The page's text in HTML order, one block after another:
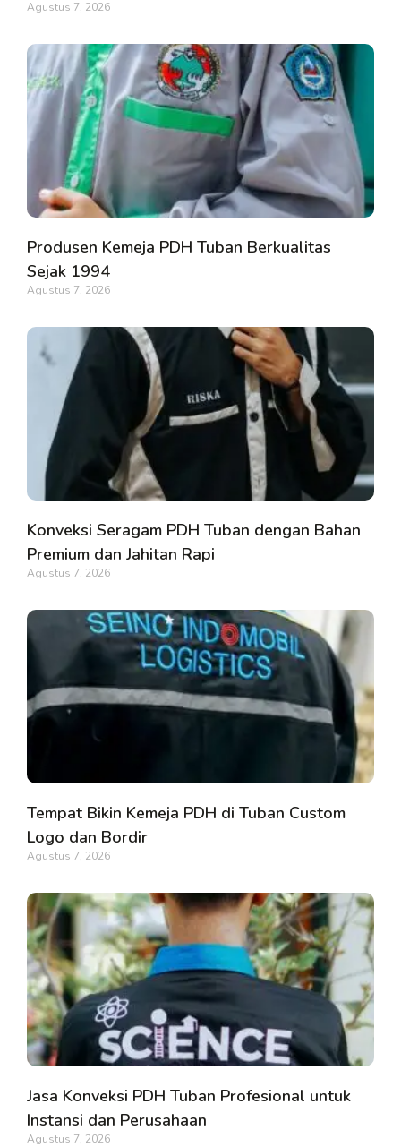
Agustus 7, 2026
Produsen Kemeja PDH Tuban Berkualitas
Sejak 1994
Agustus 7, 2026
Konveksi Seragam PDH Tuban dengan Bahan
Premium dan Jahitan Rapi
Agustus 7, 2026
Tempat Bikin Kemeja PDH di Tuban Custom
Logo dan Bordir
Agustus 7, 2026
Jasa Konveksi PDH Tuban Profesional untuk
Instansi dan Perusahaan
Agustus 7, 2026